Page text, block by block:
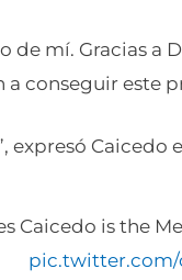
de mí. Gracias a
a conseguir este
expresó Caicedo
Caicedo is the
pic.twitter.com/